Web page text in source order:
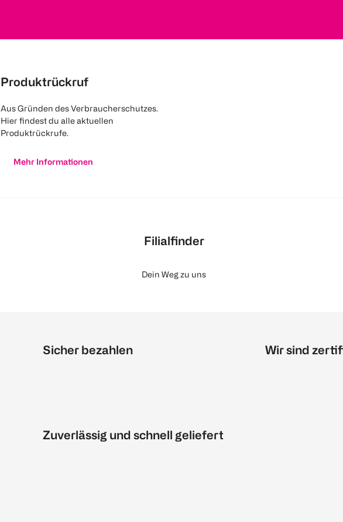
Produktrückruf
Aus Gründen des Verbraucherschutzes.
Hier findest du alle aktuellen
Produktrückrufe.
Mehr Informationen
Filialfinder
Dein Weg zu uns
Sicher bezahlen
Zuverlässig und schnell geliefert
Wir sind